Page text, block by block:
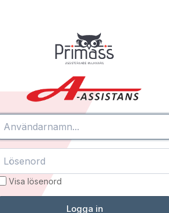
Visa lösenord
Logga in